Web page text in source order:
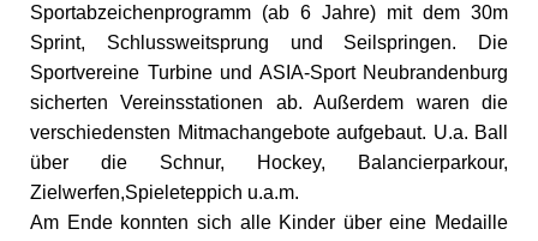
Sportabzeichenprogramm (ab 6 Jahre) mit dem 30m
Sprint, Schlussweitsprung und Seilspringen. Die
Sportvereine Turbine und ASIA-Sport Neubrandenburg
sicherten Vereinsstationen ab. Außerdem waren die
verschiedensten Mitmachangebote aufgebaut. U.a. Ball
über die Schnur, Hockey, Balancierparkour,
Zielwerfen,Spieleteppich u.a.m.
Am Ende konnten sich alle Kinder über eine Medaille